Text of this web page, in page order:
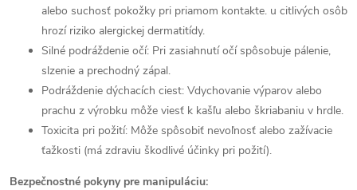
alebo suchosť pokožky pri priamom kontakte. u citlivých osôb
hrozí riziko alergickej dermatitídy.
Silné podráždenie očí: Pri zasiahnutí očí spôsobuje pálenie,
slzenie a prechodný zápal.
Podráždenie dýchacích ciest: Vdychovanie výparov alebo
prachu z výrobku môže viesť k kašľu alebo škriabaniu v hrdle.
Toxicita pri požití: Môže spôsobiť nevoľnosť alebo zažívacie
ťažkosti (má zdraviu škodlivé účinky pri požití).
Bezpečnostné pokyny pre manipuláciu: